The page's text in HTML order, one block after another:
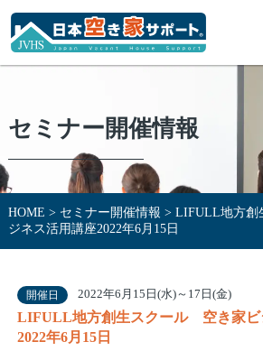
セミナー開催情報
HOME > セミナー開催情報 > LIFULL地方
ジネス活用講座2022年6月15日
開催日 2022年6月15日(水)～17日(金)
LIFULL地方創生スクール 空き家ビ
2022年6月15日